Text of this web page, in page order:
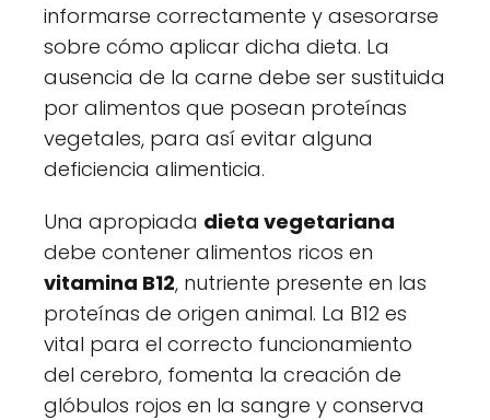
informarse correctamente y asesorarse
sobre cómo aplicar dicha dieta. La
ausencia de la carne debe ser sustituida
por alimentos que posean proteínas
vegetales, para así evitar alguna
deficiencia alimenticia.
Una apropiada dieta vegetariana
debe contener alimentos ricos en
vitamina B12, nutriente presente en las
proteínas de origen animal. La B12 es
vital para el correcto funcionamiento
del cerebro, fomenta la creación de
glóbulos rojos en la sangre y conserva